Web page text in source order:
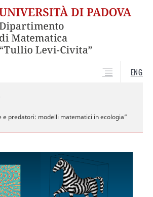
ENG
e predatori: modelli matematici in ecologia”